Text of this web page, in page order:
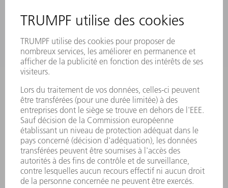
MANIFESTATIONS ET DATES
À RETENIR
ABONNEMENT À LA
NEWSLETTER TRUMPF
SERVICES EN LIGNE
CONTACT
SITES
MANIFESTATIONS ET DATES À RETENIR
INSCRIPTION À LA NEWSLETTER
MYTRUMPF
FICHES DE DONNÉES DE SÉCURITÉ
PRODUITS
MACHINES & SYSTÈMES